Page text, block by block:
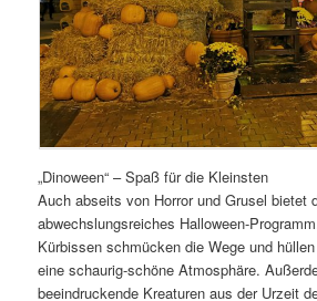
„Dinoween“ – Spaß für die Kleinsten
Auch abseits von Horror und Grusel bietet
abwechslungsreiches Halloween-
Kürbissen schmücken die Wege und
eine schaurig-schöne Atmosphäre.
beeindruckende Kreaturen aus der Urzeit